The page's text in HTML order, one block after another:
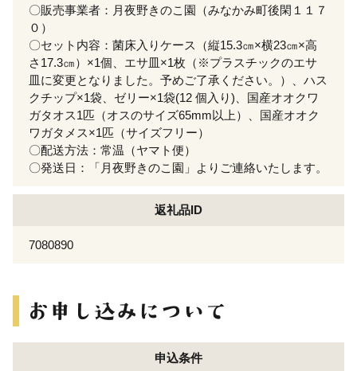
〇販売事業者：月夜野きのこ園（みなかみ町後閑１１７
０）
〇セット内容：菌床入りケース（縦15.3㎝×横23㎝×高
さ17.3㎝）×1個、エサ皿×1枚（※プラスチックのエサ
皿に変更となりました。予めご了承ください。）、ハス
クチップ×1袋、ゼリー×1袋(12 個入り)、国産オオクワ
ガタオス1匹（オスのサイズ65mm以上）、国産オオク
ワガタメス×1匹（サイズフリー）
〇配送方法：常温（ヤマト便）
〇発送日：「月夜野きのこ園」よりご連絡いたします。
返礼品ID
7080890
申込条件